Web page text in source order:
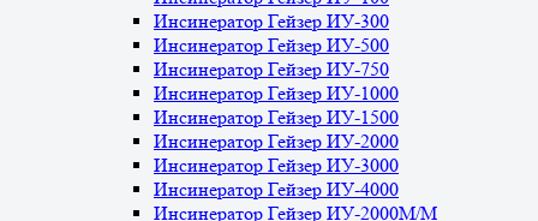
Инсинератор Гейзер ИУ-300
Инсинератор Гейзер ИУ-500
Инсинератор Гейзер ИУ-750
Инсинератор Гейзер ИУ-1000
Инсинератор Гейзер ИУ-1500
Инсинератор Гейзер ИУ-2000
Инсинератор Гейзер ИУ-3000
Инсинератор Гейзер ИУ-4000
Инсинератор Гейзер ИУ-2000М/М